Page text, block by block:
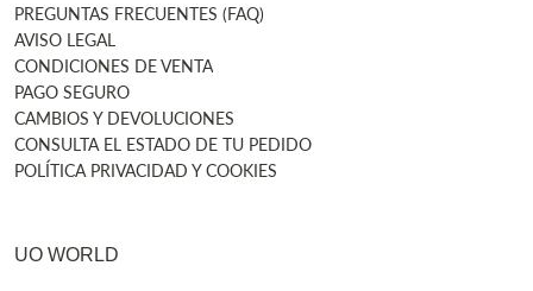
PREGUNTAS FRECUENTES (FAQ)
AVISO LEGAL
CONDICIONES DE VENTA
PAGO SEGURO
CAMBIOS Y DEVOLUCIONES
CONSULTA EL ESTADO DE TU PEDIDO
POLÍTICA PRIVACIDAD Y COOKIES
UO WORLD